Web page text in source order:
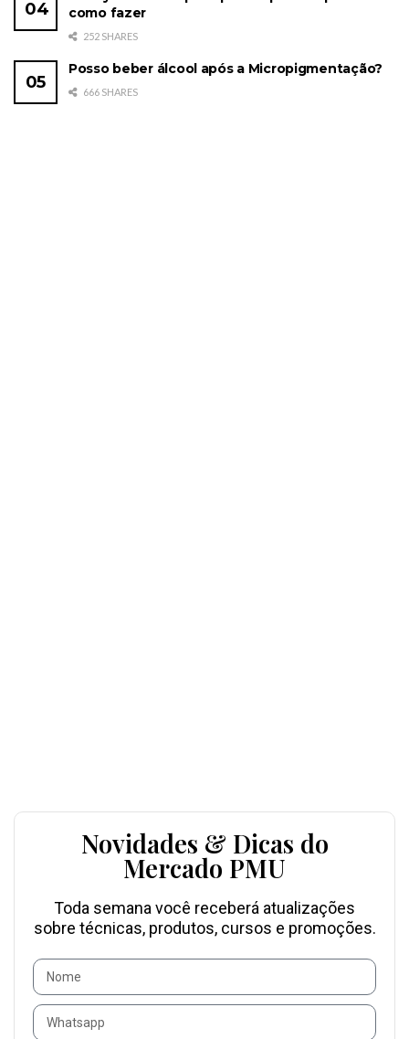
como fazer
252 SHARES
Posso beber álcool após a Micropigmentação?
666 SHARES
Novidades & Dicas do
Mercado PMU
Toda semana você receberá atualizações
sobre técnicas, produtos, cursos e promoções.